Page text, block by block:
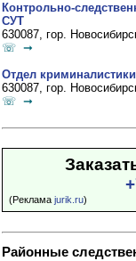
Контрольно-
СУТ
630087, гор.
☏ ➞
Отдел
630087, гор.
☏ ➞
(Реклама jurik.ru)
Районные